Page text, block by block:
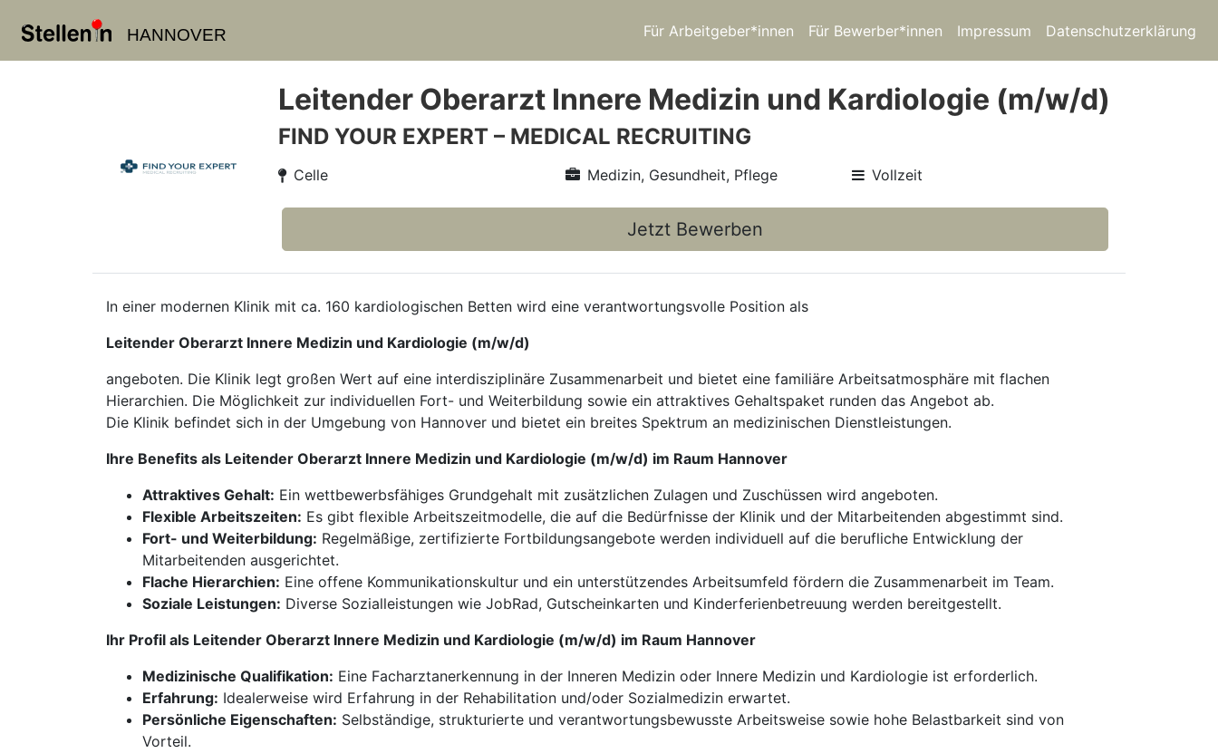
HANNOVER Für Arbeitgeber*innen Für Bewerber*innen Impressum Datenschutzerklärung
Leitender Oberarzt Innere Medizin und Kardiologie (m/w/d)
FIND YOUR EXPERT – MEDICAL RECRUITING
Celle Medizin, Gesundheit, Pflege Vollzeit
Jetzt Bewerben
In einer modernen Klinik mit ca. 160 kardiologischen Betten wird eine verantwortungsvolle Position als
Leitender Oberarzt Innere Medizin und Kardiologie (m/w/d)
angeboten. Die Klinik legt großen Wert auf eine interdisziplinäre Zusammenarbeit und bietet eine familiäre Arbeitsatmosphäre mit flachen
Hierarchien. Die Möglichkeit zur individuellen Fort- und Weiterbildung sowie ein attraktives Gehaltspaket runden das Angebot ab.
Die Klinik befindet sich in der Umgebung von Hannover und bietet ein breites Spektrum an medizinischen Dienstleistungen.
Ihre Benefits als Leitender Oberarzt Innere Medizin und Kardiologie (m/w/d) im Raum Hannover
Attraktives Gehalt: Ein wettbewerbsfähiges Grundgehalt mit zusätzlichen Zulagen und Zuschüssen wird angeboten.
Flexible Arbeitszeiten: Es gibt flexible Arbeitszeitmodelle, die auf die Bedürfnisse der Klinik und der Mitarbeitenden abgestimmt sind.
Fort- und Weiterbildung: Regelmäßige, zertifizierte Fortbildungsangebote werden individuell auf die berufliche Entwicklung der
Mitarbeitenden ausgerichtet.
Flache Hierarchien: Eine offene Kommunikationskultur und ein unterstützendes Arbeitsumfeld fördern die Zusammenarbeit im Team.
Soziale Leistungen: Diverse Sozialleistungen wie JobRad, Gutscheinkarten und Kinderferienbetreuung werden bereitgestellt.
Ihr Profil als Leitender Oberarzt Innere Medizin und Kardiologie (m/w/d) im Raum Hannover
Medizinische Qualifikation: Eine Facharztanerkennung in der Inneren Medizin oder Innere Medizin und Kardiologie ist erforderlich.
Erfahrung: Idealerweise wird Erfahrung in der Rehabilitation und/oder Sozialmedizin erwartet.
Persönliche Eigenschaften: Selbständige, strukturierte und verantwortungsbewusste Arbeitsweise sowie hohe Belastbarkeit sind von
Vorteil.